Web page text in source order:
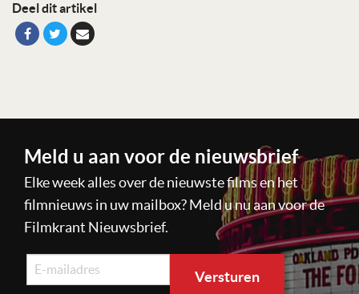
Deel dit artikel
Meld u aan voor de nieuwsbrief
Elke week alles over de nieuwste films en het
filmnieuws in uw mailbox? Meld u nu aan voor de
Filmkrant Nieuwsbrief.